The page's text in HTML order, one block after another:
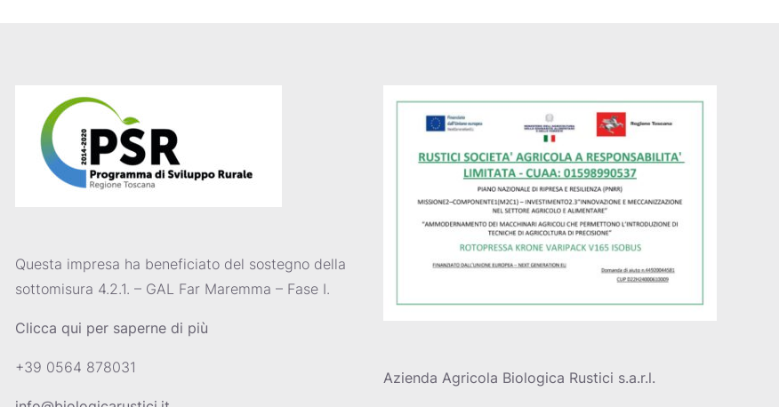
Questa impresa ha beneficiato del sostegno della
sottomisura 4.2.1. – GAL Far Maremma – Fase I.
Clicca qui per saperne di più
+39 0564 878031
Azienda Agricola Biologica Rustici s.a.r.l.